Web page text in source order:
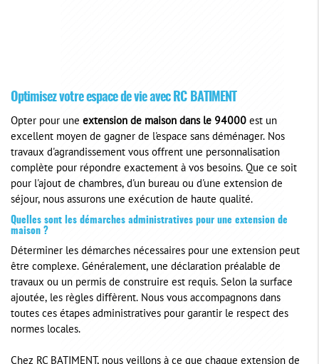
Optimisez votre espace de vie avec RC BATIMENT
Opter pour une extension de maison dans le 94000 est un
excellent moyen de gagner de l'espace sans déménager. Nos
travaux d'agrandissement vous offrent une personnalisation
complète pour répondre exactement à vos besoins. Que ce soit
pour l'ajout de chambres, d'un bureau ou d'une extension de
séjour, nous assurons une exécution de haute qualité.
Quelles sont les démarches administratives pour une extension de
maison ?
Déterminer les démarches nécessaires pour une extension peut
être complexe. Généralement, une déclaration préalable de
travaux ou un permis de construire est requis. Selon la surface
ajoutée, les règles diffèrent. Nous vous accompagnons dans
toutes ces étapes administratives pour garantir le respect des
normes locales.
Chez RC BATIMENT, nous veillons à ce que chaque extension de